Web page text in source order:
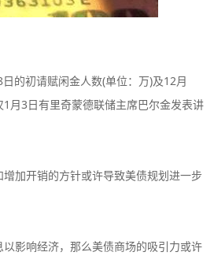
的初请赋闲金人数(单位：万)及12月
月3日有里奇蒙德联储主席巴尔金发表讲
加开销的方针或许导致美债规划进一步
影响经济，那么美债商场的吸引力或许